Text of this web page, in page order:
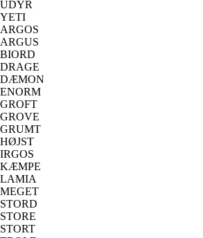
UDYR
YETI
ARGOS
ARGUS
BIORD
DRAGE
DÆMON
ENORM
GROFT
GROVE
GRUMT
HØJST
IRGOS
KÆMPE
LAMIA
MEGET
STORD
STORE
STORT